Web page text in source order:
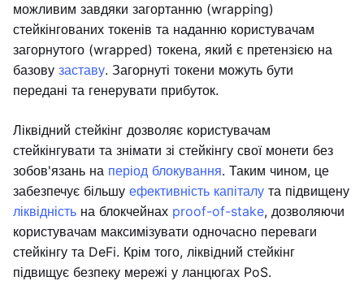
можливим завдяки загортанню (wrapping)
стейкінгованих токенів та наданню користувачам
загорнутого (wrapped) токена, який є претензією на
базову заставу. Загорнуті токени можуть бути
передані та генерувати прибуток.
Ліквідний стейкінг дозволяє користувачам
стейкінгувати та знімати зі стейкінгу свої монети без
зобов'язань на період блокування. Таким чином, це
забезпечує більшу ефективність капіталу та підвищену
ліквідність на блокчейнах proof-of-stake, дозволяючи
користувачам максимізувати одночасно переваги
стейкінгу та DeFi. Крім того, ліквідний стейкінг
підвищує безпеку мережі у ланцюгах PoS.